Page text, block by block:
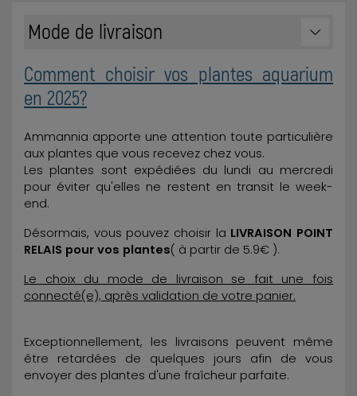
Mode de livraison
Comment choisir vos plantes aquarium
en 2025?
Ammannia apporte une attention toute particulière
aux plantes que vous recevez chez vous.
Les plantes sont expédiées du lundi au mercredi
pour éviter qu'elles ne restent en transit le week-
end.
Désormais, vous pouvez choisir la LIVRAISON POINT
RELAIS pour vos plantes( à partir de 5.9€ ).
Le choix du mode de livraison se fait une fois
connecté(e), après validation de votre panier.
Exceptionnellement, les livraisons peuvent même
être retardées de quelques jours afin de vous
envoyer des plantes d'une fraîcheur parfaite.